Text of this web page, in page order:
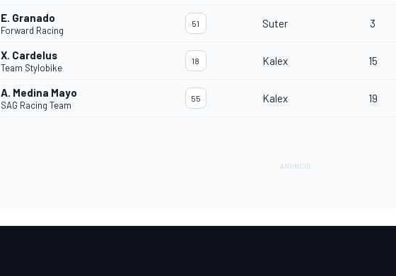
E. Granado
Forward Racing
51 Suter 3
X. Cardelus
Team Stylobike
18 Kalex 15
A. Medina Mayo
SAG Racing Team
55 Kalex 19